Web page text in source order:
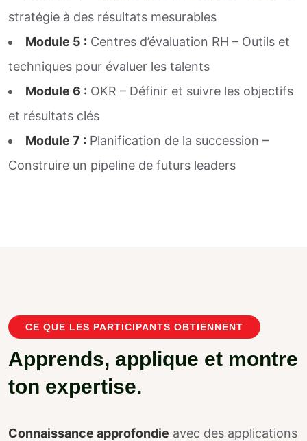
stratégie à des résultats mesurables
Module 5 : Centres d’évaluation RH – Outils et
techniques pour évaluer les talents
Module 6 : OKR – Définir et suivre les objectifs
et résultats clés
Module 7 : Planification de la succession –
Construire un pipeline de futurs leaders
CE QUE LES PARTICIPANTS OBTIENNENT
Apprends, applique et montre
ton expertise.
Connaissance approfondie avec des applications